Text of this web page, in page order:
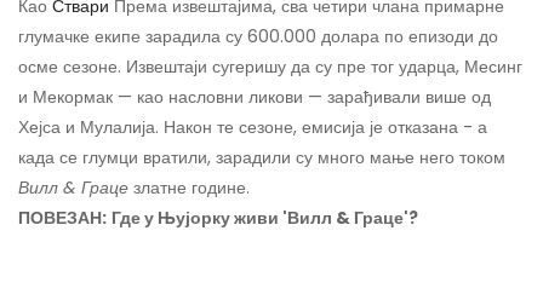
Као Ствари Према извештајима, сва четири члана примарне
глумачке екипе зарадила су 600.000 долара по епизоди до
осме сезоне. Извештаји сугеришу да су пре тог ударца, Месинг
и Мекормак — као насловни ликови — зарађивали више од
Хејса и Мулалија. Након те сезоне, емисија је отказана - а
када се глумци вратили, зарадили су много мање него током
Вилл & Граце златне године.
ПОВЕЗАН: Где у Њујорку живи 'Вилл & Граце'?